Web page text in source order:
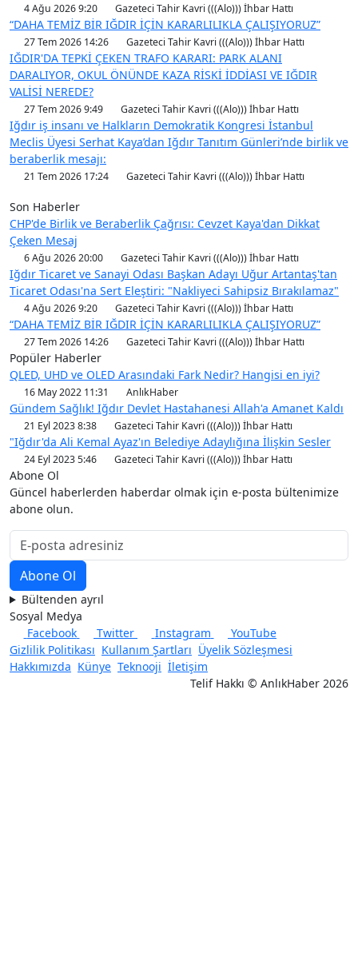
4 Ağu 2026 9:20 Gazeteci Tahir Kavri (((Alo))) İhbar Hattı
“DAHA TEMİZ BİR IĞDIR İÇİN KARARLILIKLA ÇALIŞIYORUZ”
27 Tem 2026 14:26 Gazeteci Tahir Kavri (((Alo))) İhbar Hattı
IĞDIR'DA TEPKİ ÇEKEN TRAFO KARARI: PARK ALANI
DARALIYOR, OKUL ÖNÜNDE KAZA RİSKİ İDDİASI VE IĞDIR
VALİSİ NEREDE?
27 Tem 2026 9:49 Gazeteci Tahir Kavri (((Alo))) İhbar Hattı
Iğdır iş insanı ve Halkların Demokratik Kongresi İstanbul
Meclis Üyesi Serhat Kaya’dan Iğdır Tanıtım Günleri’nde birlik ve
beraberlik mesajı:
21 Tem 2026 17:24 Gazeteci Tahir Kavri (((Alo))) İhbar Hattı
Son Haberler
CHP'de Birlik ve Beraberlik Çağrısı: Cevzet Kaya'dan Dikkat
Çeken Mesaj
6 Ağu 2026 20:00 Gazeteci Tahir Kavri (((Alo))) İhbar Hattı
Iğdır Ticaret ve Sanayi Odası Başkan Adayı Uğur Artantaş'tan
Ticaret Odası'na Sert Eleştiri: "Nakliyeci Sahipsiz Bırakılamaz"
4 Ağu 2026 9:20 Gazeteci Tahir Kavri (((Alo))) İhbar Hattı
“DAHA TEMİZ BİR IĞDIR İÇİN KARARLILIKLA ÇALIŞIYORUZ”
27 Tem 2026 14:26 Gazeteci Tahir Kavri (((Alo))) İhbar Hattı
Popüler Haberler
QLED, UHD ve OLED Arasındaki Fark Nedir? Hangisi en iyi?
16 May 2022 11:31 AnlıkHaber
Gündem Sağlık! Iğdır Devlet Hastahanesi Allah'a Amanet Kaldı
21 Eyl 2023 8:38 Gazeteci Tahir Kavri (((Alo))) İhbar Hattı
"Iğdır'da Ali Kemal Ayaz'ın Belediye Adaylığına İlişkin Sesler
24 Eyl 2023 5:46 Gazeteci Tahir Kavri (((Alo))) İhbar Hattı
Abone Ol
Güncel haberlerden haberdar olmak için e-posta bültenimize
abone olun.
Bültenden ayrıl
Sosyal Medya
Facebook
Twitter Instagram
YouTube
Gizlilik Politikası Kullanım Şartları Üyelik Sözleşmesi
Hakkımızda Künye Teknooji İletişim
Telif Hakkı © AnlıkHaber 2026